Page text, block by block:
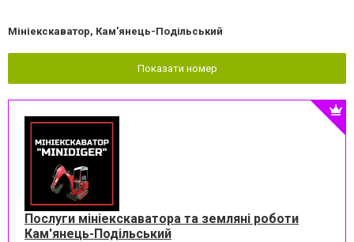
Мініекскаватор, Кам'янець-Подільський
Показати номер
Послуги мініекскаватора та земляні роботи
Кам'янець-Подільський